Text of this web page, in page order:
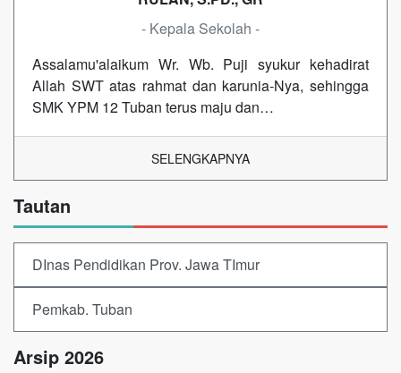
- Kepala Sekolah -
Assalamu'alaikum Wr. Wb. Puji syukur kehadirat
Allah SWT atas rahmat dan karunia-Nya, sehingga
SMK YPM 12 Tuban terus maju dan…
SELENGKAPNYA
Tautan
DInas Pendidikan Prov. Jawa TImur
Pemkab. Tuban
Arsip 2026